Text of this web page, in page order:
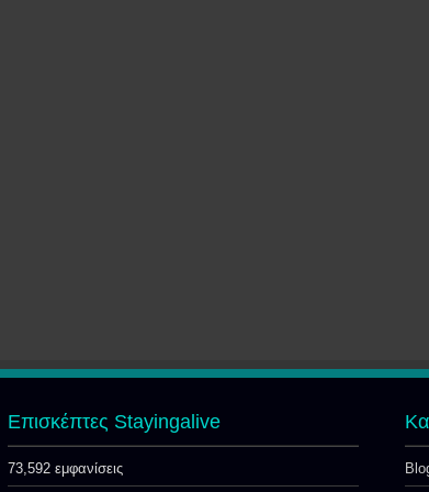
Επισκέπτες Stayingalive
73,592 εμφανίσεις